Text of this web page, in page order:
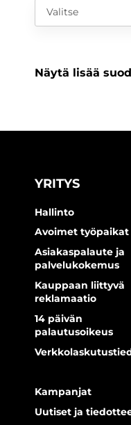
Valitse
Näytä lisää
YRITYS
Hallinto
Avoimet työpaikat
Asiakaspalaute ja
palvelukokemus
Kauppaan liittyvä
reklamaatio
14 päivän
palautusoikeus
Kampanjat
Uutiset ja